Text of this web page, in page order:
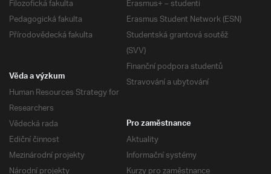
Filozofická fakulta
Pedagogická fakulta
Přírodovědecká fakulta
Erasmus+ – studenti
Erasmus Student Network (ESN)
Studentská grantová soutěž
(SVV)
Finanční podpora studentů
Stravování a ubytování
Věda a výzkum
Human Resources Strategy for
Researchers
Vědecká rada
Ediční činnost
Mezinárodní projekty
Pro zaměstnance
Aktuality
Informační systémy